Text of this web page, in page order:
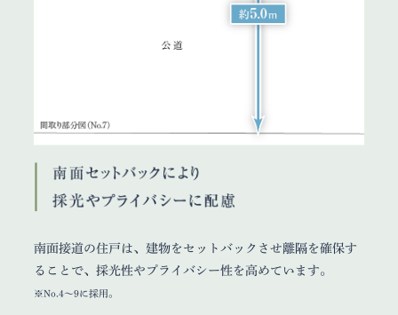
南面接道の住戸は、建物をセットバックさせ離隔を確保す
ることで、採光性やプライバシー性を高めています。
※No.4〜9に採用。